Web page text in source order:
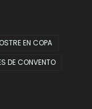
EN COPA
DE CONVENTO